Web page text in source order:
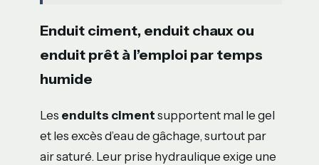
Enduit ciment, enduit chaux ou
enduit prêt à l’emploi par temps
humide
Les enduits ciment supportent mal le gel
et les excès d’eau de gâchage, surtout par
air saturé. Leur prise hydraulique exige une